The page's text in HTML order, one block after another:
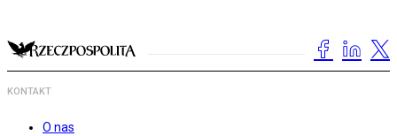
KONTAKT
O nas